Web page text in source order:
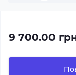
9 700.00